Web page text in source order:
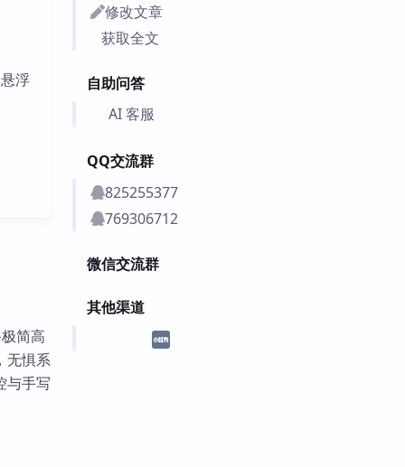
修改文章
获取全文
自助问答
AI 客服
QQ交流群
825255377
769306712
微信交流群
其他渠道
浮
简高
无惧系
与手写